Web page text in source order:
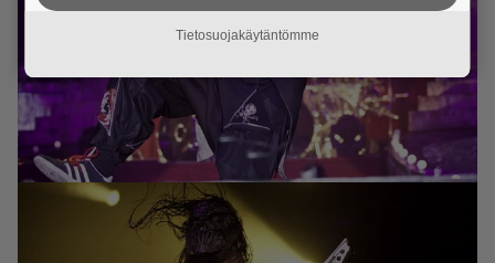
Tietosuojakäytäntömme